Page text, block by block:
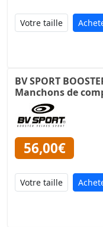
BV SPORT
Manchons de
56,00€